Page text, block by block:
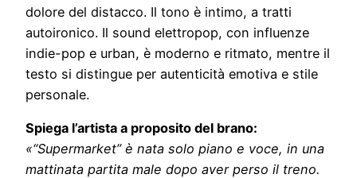
dolore del distacco. Il tono è intimo, a tratti
autoironico. Il sound elettropop, con influenze
indie-pop e urban, è moderno e ritmato, mentre il
testo si distingue per autenticità emotiva e stile
personale.
Spiega l’artista a proposito del brano:
«“Supermarket” è nata solo piano e voce, in una
mattinata partita male dopo aver perso il treno.